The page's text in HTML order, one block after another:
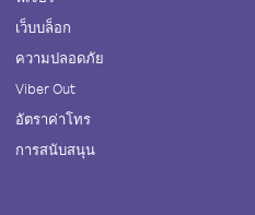
เว็บบล็อก
ความปลอดภัย
Viber Out
อัตราค่าโทร
การสนับสนุน